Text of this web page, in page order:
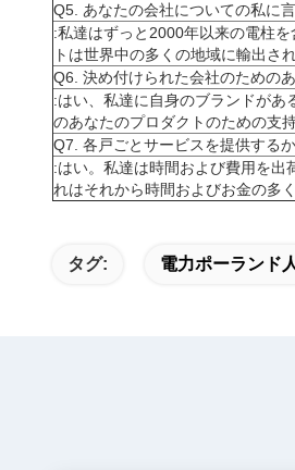
Q5. あなたの会社についての私に言
:私達はずっと2000年以来の電柱
トは世界中の多くの地域に輸出され
Q6. 決め付けられた会社のための
:はい、私達に自身のブランドが
のあなたのプロダクトのための支
Q7. 各戸ごとサービスを提供する
:はい。私達は時間および費用を出
れはそれから時間およびお金の多く
タグ: 電力ポーランド